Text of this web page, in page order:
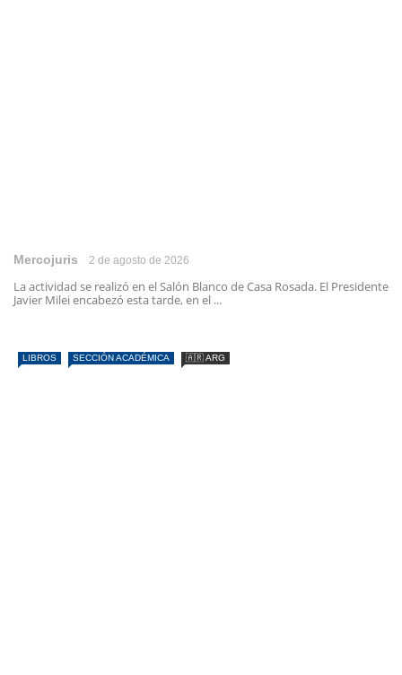
Mercojuris 2 de agosto de 2026
La actividad se realizó en el Salón Blanco de Casa Rosada. El Presidente
Javier Milei encabezó esta tarde, en el ...
LIBROS SECCIÓN ACADÉMICA 🇦🇷 ARG